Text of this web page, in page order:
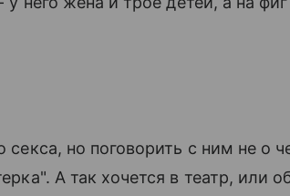
но поговорить с ним не о
А так хочется в театр, или